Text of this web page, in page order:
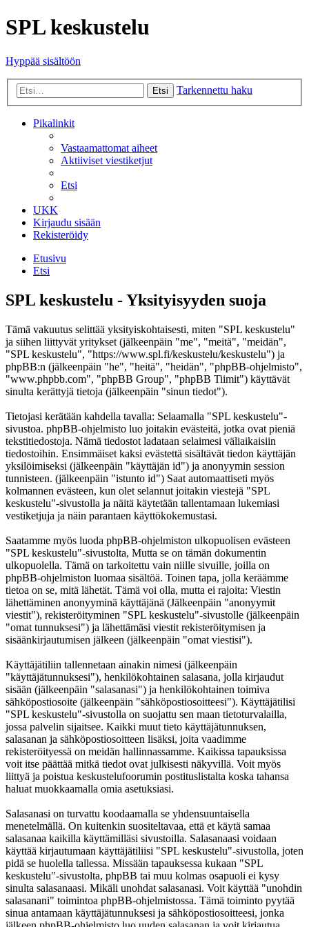
SPL keskustelu
Hyppää sisältöön
Etsi Tarkennettu haku
Pikalinkit
Vastaamattomat aiheet
Aktiiviset viestiketjut
Etsi
UKK
Kirjaudu sisään
Rekisteröidy
Etusivu
Etsi
SPL keskustelu - Yksityisyyden suoja
Tämä vakuutus selittää yksityiskohtaisesti, miten "SPL keskustelu"
ja siihen liittyvät yritykset (jälkeenpäin "me", "meitä", "meidän",
"SPL keskustelu", "https://www.spl.fi/keskustelu/keskustelu") ja
phpBB:n (jälkeenpäin "he", "heitä", "heidän", "phpBB-ohjelmisto",
"www.phpbb.com", "phpBB Group", "phpBB Tiimit") käyttävät
sinulta kerättyjä tietoja (jälkeenpäin "sinun tiedot").
Tietojasi kerätään kahdella tavalla: Selaamalla "SPL keskustelu"-
sivustoa. phpBB-ohjelmisto luo joitakin evästeitä, jotka ovat pieniä
tekstitiedostoja. Nämä tiedostot ladataan selaimesi väliaikaisiin
tiedostoihin. Ensimmäiset kaksi evästettä sisältävät tiedon käyttäjän
yksilöimiseksi (jälkeenpäin "käyttäjän id") ja anonyymin session
tunnisteen. (jälkeenpäin "istunto id") Saat automaattiseti myös
kolmannen evästeen, kun olet selannut joitakin viestejä "SPL
keskustelu"-sivustolla ja näitä käytetään tallentamaan lukemiasi
vestiketjuja ja näin parantaen käyttökokemustasi.
Saatamme myös luoda phpBB-ohjelmiston ulkopuolisen evästeen
"SPL keskustelu"-sivustolta, Mutta se on tämän dokumentin
ulkopuolella. Tämä on tarkoitettu vain niille sivuille, joilla on
phpBB-ohjelmiston luomaa sisältöä. Toinen tapa, jolla keräämme
tietoa on se, mitä lähetät. Tämä voi olla, mutta ei rajoita: Viestin
lähettäminen anonyyminä käyttäjänä (Jälkeenpäin "anonyymit
viestit"), rekisteröityminen "SPL keskustelu"-sivustolle (jälkeenpäin
"omat tunnuksesi") ja lähettämäsi viestit rekisteröitymisen ja
sisäänkirjautumisen jälkeen (jälkeenpäin "omat viestisi").
Käyttäjätiliin tallennetaan ainakin nimesi (jälkeenpäin
"käyttäjätunnuksesi"), henkilökohtainen salasana, jolla kirjaudut
sisään (jälkeenpäin "salasanasi") ja henkilökohtainen toimiva
sähköpostiosoite (jälkeenpäin "sähköpostiosoitteesi"). Käyttäjätilisi
"SPL keskustelu"-sivustolla on suojattu sen maan tietoturvalailla,
jossa palvelin sijaitsee. Kaikki muut tieto käyttäjätunnuksen,
salasanan ja sähköpostiosoitteen lisäksi, joita vaadimme
rekisteröityessä on meidän hallinnassamme. Kaikissa tapauksissa
voit itse päättää mitkä tiedot ovat julkisesti näkyvillä. Voit myös
liittyä ja poistua keskustelufoorumin postituslistalta koska tahansa
haluat muokkaamalla omia asetuksiasi.
Salasanasi on turvattu koodaamalla se yhdensuuntaisella
menetelmällä. On kuitenkin suositeltavaa, että et käytä samaa
salasanaa kaikilla käyttämilläsi sivustoilla. Salasanaasi voidaan
käyttää kirjautumaan käyttäjätiliisi "SPL keskustelu"-sivustolla, joten
pidä se huolella tallessa. Missään tapauksessa kukaan "SPL
keskustelu"-sivustolta, phpBB tai muu kolmas osapuoli ei kysy
sinulta salasanaasi. Mikäli unohdat salasanasi. Voit käyttää "unohdin
salasanani" toimintoa phpBB-ohjelmistossa. Tämä toiminto pyytää
sinua antamaan käyttäjätunnuksesi ja sähköpostiosoitteesi, jonka